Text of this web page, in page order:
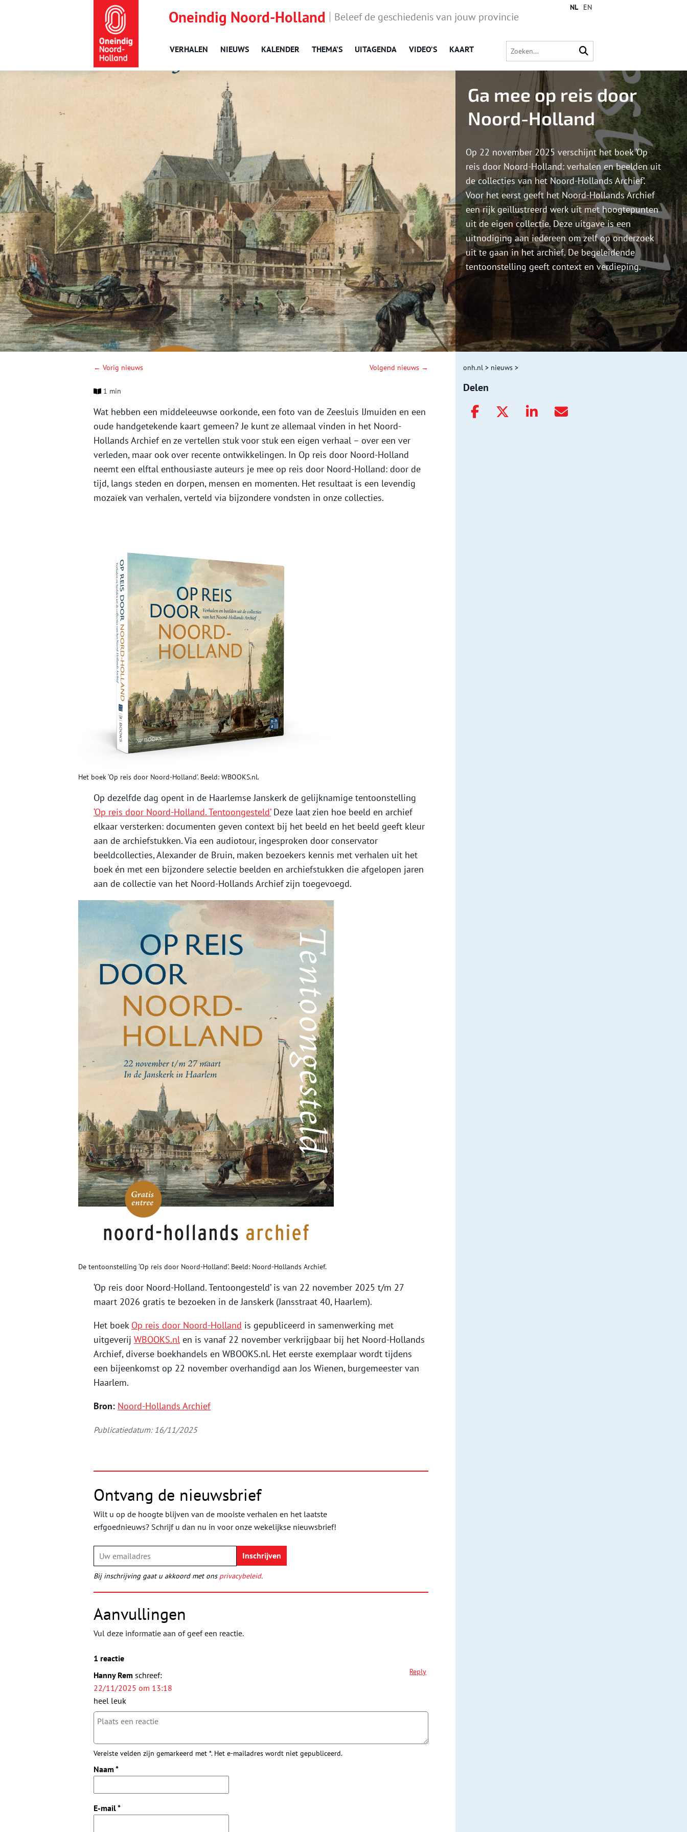
Oneindig Noord-Holland Beleef de geschiedenis van jouw provincie
VERHALEN NIEUWS KALENDER THEMA’S UITAGENDA VIDEO’S KAART
NL EN
Ga mee op reis door
Noord-Holland
Op 22 november 2025 verschijnt het boek ‘Op
reis door Noord-Holland: verhalen en beelden uit
de collecties van het Noord-Hollands Archief’.
Voor het eerst geeft het Noord-Hollands Archief
een rijk geïllustreerd werk uit met hoogtepunten
uit de eigen collectie. Deze uitgave is een
uitnodiging aan iedereen om zelf op onderzoek
uit te gaan in het archief. De begeleidende
tentoonstelling geeft context en verdieping.
← Vorig nieuws Volgend nieuws →
1 min
Wat hebben een middeleeuwse oorkonde, een foto van de Zeesluis IJmuiden en een
oude handgetekende kaart gemeen? Je kunt ze allemaal vinden in het Noord-
Hollands Archief en ze vertellen stuk voor stuk een eigen verhaal – over een ver
verleden, maar ook over recente ontwikkelingen. In Op reis door Noord-Holland
neemt een elftal enthousiaste auteurs je mee op reis door Noord-Holland: door de
tijd, langs steden en dorpen, mensen en momenten. Het resultaat is een levendig
mozaïek van verhalen, verteld via bijzondere vondsten in onze collecties.
Het boek ‘Op reis door Noord-Holland’. Beeld: WBOOKS.nl.
Op dezelfde dag opent in de Haarlemse Janskerk de gelijknamige tentoonstelling
‘Op reis door Noord-Holland. Tentoongesteld’Deze laat zien hoe beeld en archief
elkaar versterken: documenten geven context bij het beeld en het beeld geeft kleur
aan de archiefstukken. Via een audiotour, ingesproken door conservator
beeldcollecties, Alexander de Bruin, maken bezoekers kennis met verhalen uit het
boek én met een bijzondere selectie beelden en archiefstukken die afgelopen jaren
aan de collectie van het Noord-Hollands Archief zijn toegevoegd.
De tentoonstelling ‘Op reis door Noord-Holland’. Beeld: Noord-Hollands Archief.
‘Op reis door Noord-Holland. Tentoongesteld’ is van 22 november 2025 t/m 27
maart 2026 gratis te bezoeken in de Janskerk (Jansstraat 40, Haarlem).
Het boek Op reis door Noord-Holland is gepubliceerd in samenwerking met
uitgeverij WBOOKS.nl en is vanaf 22 november verkrijgbaar bij het Noord-Hollands
Archief, diverse boekhandels en WBOOKS.nl. Het eerste exemplaar wordt tijdens
een bijeenkomst op 22 november overhandigd aan Jos Wienen, burgemeester van
Haarlem.
Bron: Noord-Hollands Archief
Publicatiedatum: 16/11/2025
Ontvang de nieuwsbrief
Wilt u op de hoogte blijven van de mooiste verhalen en het laatste
erfgoednieuws? Schrijf u dan nu in voor onze wekelijkse nieuwsbrief!
Bij inschrijving gaat u akkoord met ons privacybeleid.
Aanvullingen
Vul deze informatie aan of geef een reactie.
1 reactie
Hanny Rem schreef:
22/11/2025 om 13:18
heel leuk
Reply
Vereiste velden zijn gemarkeerd met *. Het e-mailadres wordt niet gepubliceerd.
Naam *
E-mail*
onh.nl > nieuws >
Delen